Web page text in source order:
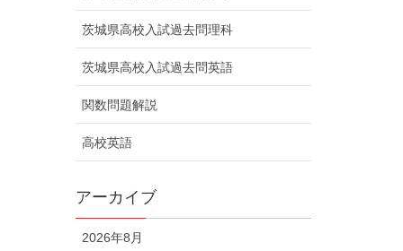
茨城県高校入試過去問理科
茨城県高校入試過去問英語
関数問題解説
高校英語
アーカイブ
2026年8月